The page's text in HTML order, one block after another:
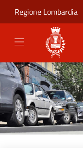
Regione Lombardia